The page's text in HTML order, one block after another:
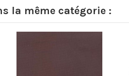
la même catégorie :